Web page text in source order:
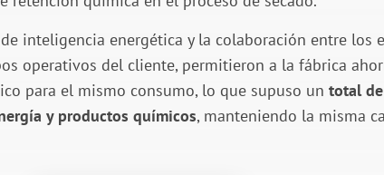
inteligencia energética y la colaboración entre los
operativos del cliente, permitieron a la fábrica
para el mismo consumo, lo que supuso un total
y productos químicos, manteniendo la misma